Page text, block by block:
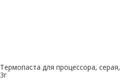
Термопаста для процессора, серая,
3г